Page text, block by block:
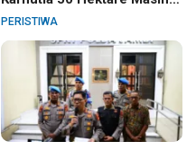
Ditangani
PERISTIWA